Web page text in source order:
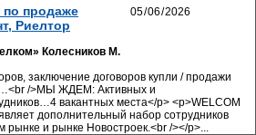
продаже
Риелтор
Колесников М.
заключение договоров купли / продажи
/>МЫ ЖДЕМ: Активных и
вакантных места</p> <p>WELCОМ
дополнительный набор сотрудников
рынке и рынке Новостроек.<br /></p>...